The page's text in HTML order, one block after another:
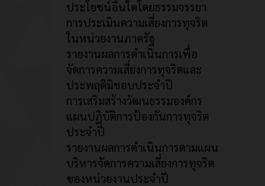
ประโยชน์อื่นใดโดยธรรมจรรยา
การประเมินความเสี่ยงการทุจริต
ในหน่วยงานภาครัฐ
รายงานผลการดำเนินการเพื่อ
จัดการความเสี่ยงการทุจริตและ
ประพฤติมิชอบประจำปี
การเสริมสร้างวัฒนธรรมองค์กร
แผนปฏิบัติการป้องกันการทุจริต
ประจำปี
รายงานผลการดำเนินการตามแผน
บริหารจัดการความเสี่ยงการทุจริต
ของหน่วยงานประจำปี